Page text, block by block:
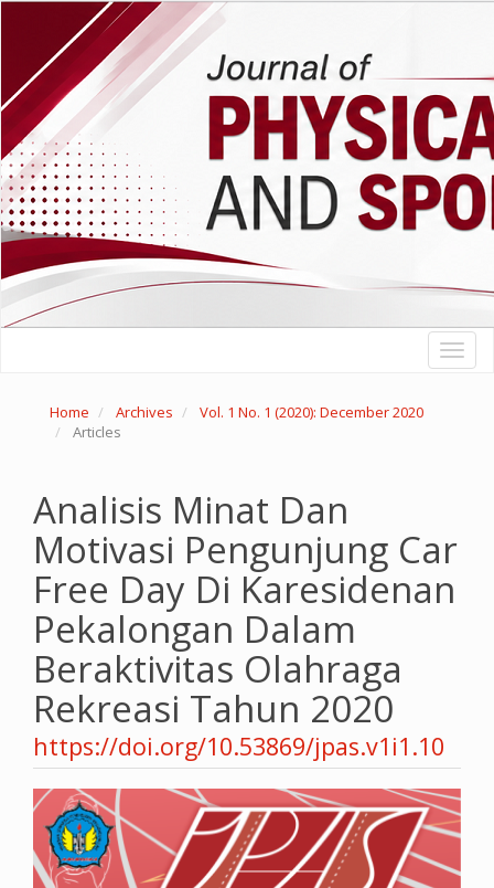
Quick
content
Main
Navigation
Main
Content
Sidebar
Toggle
Home Archives
Vol. 1 No. 1 (2020): December 2020
Articles
Analisis Minat Dan
Motivasi Pengunjung Car
Free Day Di Karesidenan
Pekalongan Dalam
Beraktivitas Olahraga
Rekreasi Tahun 2020
https://doi.org/10.53869/jpas.v1i1.10
Article
Sidebar